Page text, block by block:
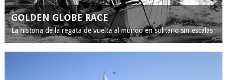
GOLDEN GLOBE RACE
La historia de la regata de vuelta al mundo en solitario sin escalas